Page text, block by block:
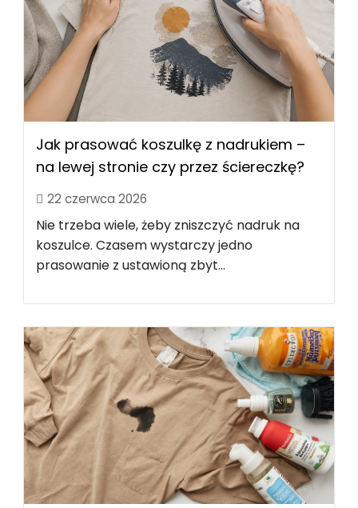
Jak prasować koszulkę z nadrukiem –
na lewej stronie czy przez ściereczkę?
22 czerwca 2026
Nie trzeba wiele, żeby zniszczyć nadruk na
koszulce. Czasem wystarczy jedno
prasowanie z ustawioną zbyt...